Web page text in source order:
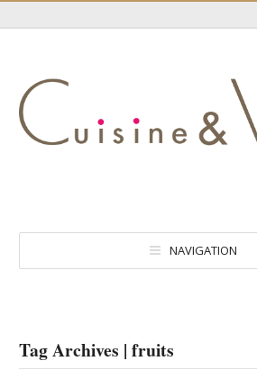
NAVIGATION
Tag Archives | fruits